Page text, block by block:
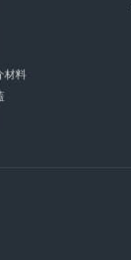
材料